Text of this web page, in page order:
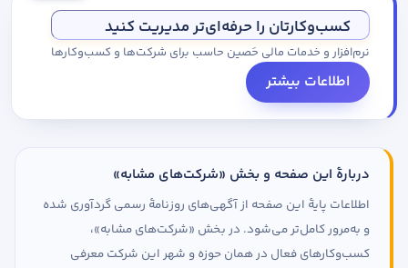
کسب‌وکارتان را حرفه‌ای‌تر مدیریت کنید
نرم‌افزار و خدمات مالی حَصین حاسب برای شرکت‌ها و کسب‌وکارها
اطلاعات بیشتر
دربارهٔ این صفحه و بخش «شرکت‌های مشابه»
اطلاعات پایهٔ این صفحه از آگهی‌های روزنامهٔ رسمی گردآوری شده
و به‌مرور کامل‌تر می‌شود. در بخش «شرکت‌های مشابه»،
کسب‌وکارهای فعال در همان حوزه و شهر این شرکت معرفی